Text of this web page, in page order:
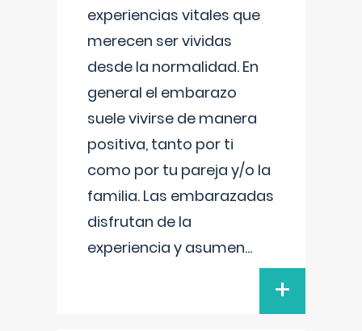
experiencias vitales que
merecen ser vividas
desde la normalidad. En
general el embarazo
suele vivirse de manera
positiva, tanto por ti
como por tu pareja y/o la
familia. Las embarazadas
disfrutan de la
experiencia y asumen...
+